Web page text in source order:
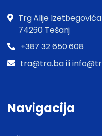
Trg Alije Izetbegovića
74260 Tešanj
+387 32 650 608
tra@tra.ba ili
Navigacija